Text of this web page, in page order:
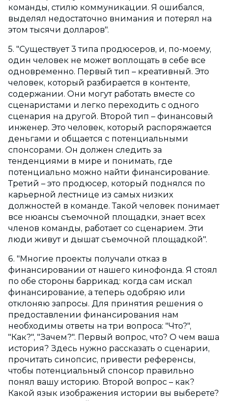
команды, стилю коммуникации. Я ошибался,
выделял недостаточно внимания и потерял на
этом тысячи долларов".
5. "Существует 3 типа продюсеров, и, по-моему,
один человек не может воплощать в себе все
одновременно. Первый тип – креативный. Это
человек, который разбирается в контенте,
содержании. Они могут работать вместе со
сценаристами и легко переходить с одного
сценария на другой. Второй тип – финансовый
инженер. Это человек, который распоряжается
деньгами и общается с потенциальными
спонсорами. Он должен следить за
тенденциями в мире и понимать, где
потенциально можно найти финансирование.
Третий – это продюсер, который поднялся по
карьерной лестнице из самых низких
должностей в команде. Такой человек понимает
все нюансы съемочной площадки, знает всех
членов команды, работает со сценарием. Эти
люди живут и дышат съемочной площадкой".
6. "Многие проекты получали отказ в
финансировании от нашего кинофонда. Я стоял
по обе стороны баррикад: когда сам искал
финансирование, а теперь одобряю или
отклоняю запросы. Для принятия решения о
предоставлении финансирования нам
необходимы ответы на три вопроса: "Что?",
"Как?", "Зачем?". Первый вопрос, что? О чем ваша
история? Здесь нужно рассказать о сценарии,
прочитать синопсис, привести референсы,
чтобы потенциальный спонсор правильно
понял вашу историю. Второй вопрос – как?
Какой язык изображения истории вы выберете?